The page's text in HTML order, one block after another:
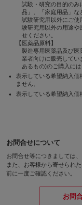
試験・研究の目的のみ
品」、「家庭用品」な
試験研究用以外にご使
験研究用以外の用途や
せください。
【医薬品原料】
製造専用医薬品及び医
業者向けに販売してい
あるもの)のご購入に
表示している希望納入価
ません。
表示している希望納入価
お問合せについて
お問合せ等につきましては、
また、お客様から寄せられ
前に一度ご確認ください。
お問